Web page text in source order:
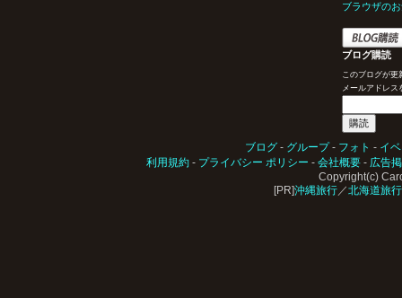
ブラウザの
ブログ購読
このブログが更
メールアドレス
ブログ - グループ- フォト - イ
利用規約- プライバシー ポリシー - 会社概要- 広告
Copyright(c)
[PR]沖縄旅行／北海道旅行